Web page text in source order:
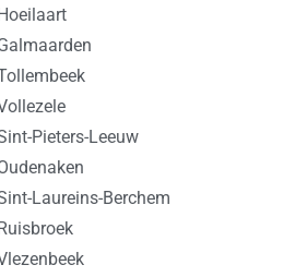
Pieters-Leeuw
Laureins-Berchem